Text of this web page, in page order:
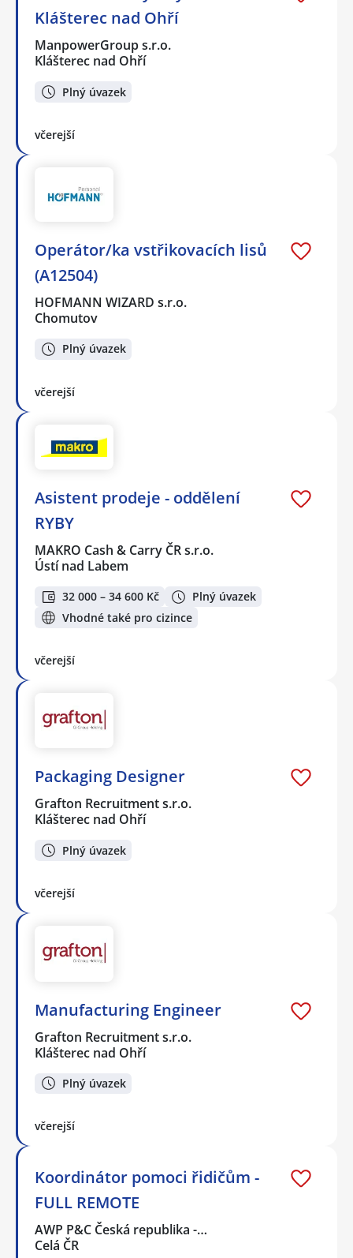
Klášterec nad Ohří
ManpowerGroup s.r.o.
Klášterec nad Ohří
Plný úvazek
včerejší
Operátor/ka vstřikovacích lisů
(A12504)
HOFMANN WIZARD s.r.o.
Chomutov
Plný úvazek
včerejší
Asistent prodeje - oddělení
RYBY
MAKRO Cash & Carry ČR s.r.o.
Ústí nad Labem
32 000 – 34 600 Kč
Plný úvazek
Vhodné také pro cizince
včerejší
Packaging Designer
Grafton Recruitment s.r.o.
Klášterec nad Ohří
Plný úvazek
včerejší
Manufacturing Engineer
Grafton Recruitment s.r.o.
Klášterec nad Ohří
Plný úvazek
včerejší
Koordinátor pomoci řidičům -
FULL REMOTE
AWP P&C Česká republika -…
Celá ČR